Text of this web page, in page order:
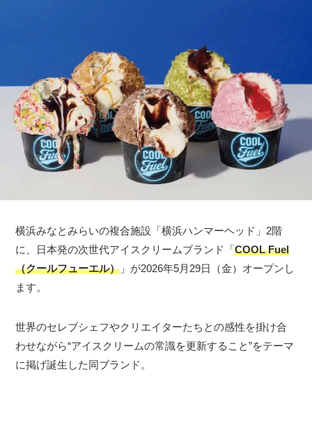
横浜みなとみらいの複合施設「横浜ハンマーヘッド」2階
に、日本発の次世代アイスクリームブランド「COOL Fuel
（クールフューエル） 」が2026年5月29日（金）オープンし
ます。
世界のセレブシェフやクリエイターたちとの感性を掛け合
わせながら“アイスクリームの常識を更新すること”をテーマ
に掲げ誕生した同ブランド。